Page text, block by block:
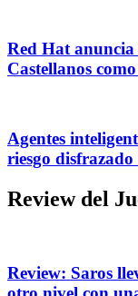
Red Hat
Castellanos
Agentes
riesgo
Review del
Review: Saros